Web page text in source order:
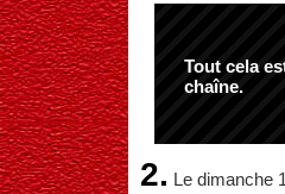
Tout cela
chaîne.
2. Le dimanche